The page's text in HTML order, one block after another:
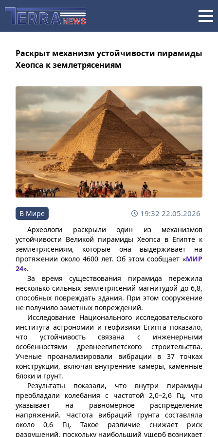
Раскрыт механизм устойчивости пирамиды
Хеопса к землетрясениям
В Мире 19:32 22.05.2026
Археологи раскрыли один из механизмов
устойчивости Великой пирамиды Хеопса в Египте к
землетрясениям, которые она выдерживает на
протяжении около 4600 лет. Об этом сообщает «МИР
24».
За время существования пирамида пережила
несколько сильных землетрясений магнитудой до 6,8,
способных повреждать здания. При этом сооружение
не получило заметных повреждений.
Исследование Национального исследовательского
института астрономии и геофизики Египта показало,
что устойчивость связана с инженерными
особенностями древнеегипетского строительства.
Ученые проанализировали вибрации в 37 точках
конструкции, включая внутренние камеры, каменные
блоки и грунт.
Результаты показали, что внутри пирамиды
преобладали колебания с частотой 2,0–2,6 Гц, что
указывает на равномерное распределение
напряжений. Частота вибраций грунта составляла
около 0,6 Гц. Такое различие снижает риск
разрушений, поскольку наибольший ущерб возникает